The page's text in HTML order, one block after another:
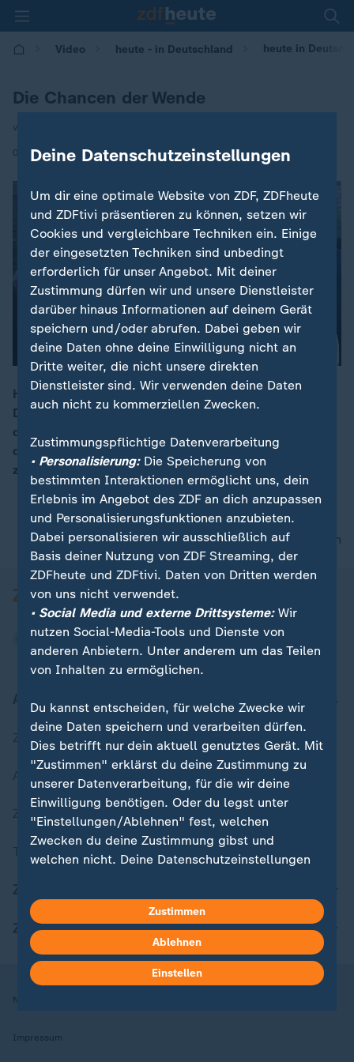
Video heute - in Deutschland heute in
Die Chancen der Wende
von Anne Stadtfeld
02.10.2024 | 14:00
Heute beginnen die Feierlichkeiten zum Tag der
Deutschen Einheit in Schwerin. 34 Jahre nach der
deutschen Einheit sagt eine Mehrheit in Ost und West,
dass die Deutschen bisher nicht zu einer Nation
zusammengewachsen sind.
nach oben
Aktuell bei ZDFheute
Zuletzt veröffentlicht
Aktuelle Sendungs-Videos
ZDFheute Stories
Themen im Überblick
ZDFheute Apps
Nutzungsbedingungen
Impressum
Deine Datenschutzeinstellungen
Um dir eine optimale Website von ZDF, ZDFheute
und ZDFtivi präsentieren zu können, setzen wir
Cookies und vergleichbare Techniken ein. Einige
der eingesetzten Techniken sind unbedingt
erforderlich für unser Angebot. Mit deiner
Zustimmung dürfen wir und unsere Dienstleister
darüber hinaus Informationen auf deinem Gerät
speichern und/oder abrufen. Dabei geben wir
deine Daten ohne deine Einwilligung nicht an
Dritte weiter, die nicht unsere direkten
Dienstleister sind. Wir verwenden deine Daten
auch nicht zu kommerziellen Zwecken.
Zustimmungspflichtige Datenverarbeitung
• Personalisierung:Die Speicherung von
bestimmten Interaktionen ermöglicht uns, dein
Erlebnis im Angebot des ZDF an dich anzupassen
und Personalisierungsfunktionen anzubieten.
Dabei personalisieren wir ausschließlich auf
Basis deiner Nutzung von ZDF Streaming, der
ZDFheute und ZDFtivi. Daten von Dritten werden
von uns nicht verwendet.
• Social Media und externe Drittsysteme:Wir
nutzen Social-Media-Tools und Dienste von
anderen Anbietern. Unter anderem um das Teilen
von Inhalten zu ermöglichen.
Du kannst entscheiden, für welche Zwecke wir
deine Daten speichern und verarbeiten dürfen.
Dies betrifft nur dein aktuell genutztes Gerät. Mit
"Zustimmen" erklärst du deine Zustimmung zu
unserer Datenverarbeitung, für die wir deine
Einwilligung benötigen. Oder du legst unter
"Einstellungen/Ablehnen" fest, welchen
Zwecken du deine Zustimmung gibst und
welchen nicht. Deine Datenschutzeinstellungen
in deinen Einstellungen widerrufen oder ändern.
Hier findest du das Impressum.
Weitere Informationen findest du in unserer
Datenschutzerklärung.
Zustimmen
Ablehnen
Einstellen